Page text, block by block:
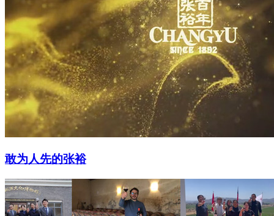
敢为人先的张裕